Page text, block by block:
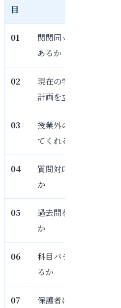
目
01
関関同立の大学別対策が
あるか
02
現在の学力から逆算して
計画を立ててくれるか
03
授業外の学習まで管理し
てくれるか
04
質問対応の仕組みがある
か
05
過去問を分析してくれる
か
06
科目バランスを見てくれ
るか
07
保護者にも学習状況を共